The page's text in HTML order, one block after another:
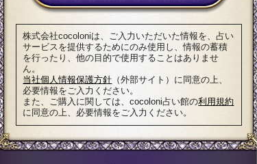
株式会社cocoloniは、ご入力いただいた情報を、占い
サービスを提供するためにのみ使用し、情報の蓄積
を行ったり、他の目的で使用することはありませ
ん。
当社個人情報保護方針 （外部サイト）に同意の上、
必要情報をご入力ください。
また、ご購入に関しては、cocoloni占い館の利用規約
に同意の上、必要情報をご入力ください。